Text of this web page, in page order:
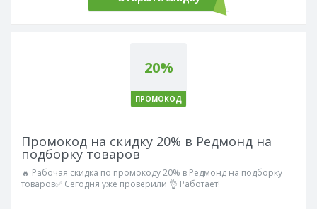
20%
ПРОМОКОД
Промокод на скидку 20% в Редмонд на
подборку товаров
🔥 Рабочая скидка по промокоду 20% в Редмонд на подборку
товаров✅ Сегодня уже проверили 👌 Работает!